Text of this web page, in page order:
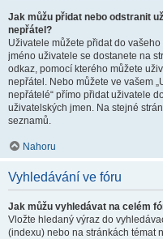
Jak můžu přidat nebo odstranit
nepřátel?
Uživatele můžete přidat do
jméno uživatele se dostanete na
odkaz, pomocí kterého můžete
nepřátel. Nebo můžete ve vašem
nepřátelé“ přímo přidat uživatele
uživatelských jmen. Na stejné
seznamů.
Nahoru
Vyhledávání ve fóru
Jak můžu vyhledávat na celém
Vložte hledaný výraz do
(indexu) nebo na stránkách témat